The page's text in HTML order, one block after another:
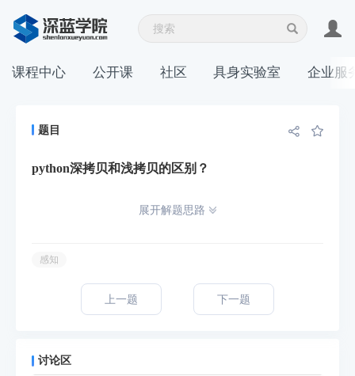
课程中心 公开课 社区 具身实验室 企业服
题目
python深拷贝和浅拷贝的区别？
展开解题思路
感知
上一题 下一题
讨论区